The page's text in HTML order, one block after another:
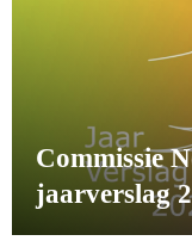
Commissie
jaarverslag